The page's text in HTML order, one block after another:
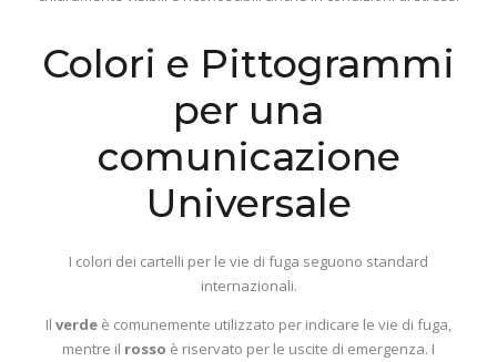
Colori e Pittogrammi
per una
comunicazione
Universale
I colori dei cartelli per le vie di fuga seguono standard
internazionali.
Il verde è comunemente utilizzato per indicare le vie di fuga,
mentre il rosso è riservato per le uscite di emergenza. I